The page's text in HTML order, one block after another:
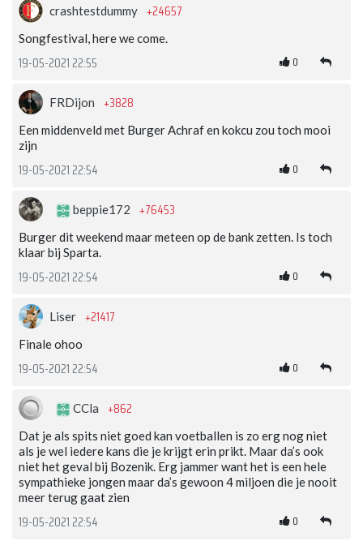
crashtestdummy +24657
Songfestival, here we come.
19-05-2021 22:55 0
FRDijon +3828
Een middenveld met Burger Achraf en kokcu zou toch mooi
zijn
19-05-2021 22:54 0
beppie172 +76453
Burger dit weekend maar meteen op de bank zetten. Is toch
klaar bij Sparta.
19-05-2021 22:54 0
Liser +21417
Finale ohoo
19-05-2021 22:54 0
CCla +862
Dat je als spits niet goed kan voetballen is zo erg nog niet
als je wel iedere kans die je krijgt erin prikt. Maar da’s ook
niet het geval bij Bozenik. Erg jammer want het is een hele
sympathieke jongen maar da’s gewoon 4 miljoen die je nooit
meer terug gaat zien
19-05-2021 22:54 0